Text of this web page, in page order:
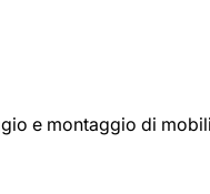
e montaggio di